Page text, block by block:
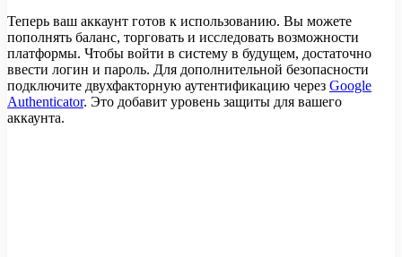
Теперь ваш аккаунт готов к использованию. Вы можете
пополнять баланс, торговать и исследовать возможности
платформы. Чтобы войти в систему в будущем, достаточно
ввести логин и пароль. Для дополнительной безопасности
подключите двухфакторную аутентификацию через Google
Authenticator. Это добавит уровень защиты для вашего
аккаунта.